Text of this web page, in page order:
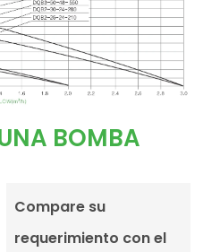
BOMBA
Compare su
requerimiento con el